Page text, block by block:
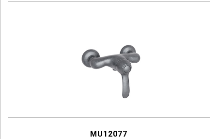
MU12077